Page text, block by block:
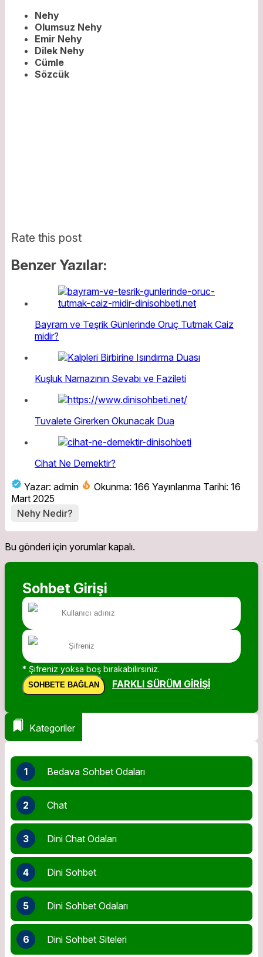
Nehy
Olumsuz Nehy
Emir Nehy
Dilek Nehy
Cümle
Sözcük
Rate this post
Benzer Yazılar:
Bayram ve Teşrik Günlerinde Oruç Tutmak Caiz
midir?
Kuşluk Namazının Sevabı ve Fazileti
Tuvalete Girerken Okunacak Dua
Cihat Ne Demektir?
Yazar: admin
Okunma: 166 Yayınlanma Tarihi: 16
Mart 2025
Nehy Nedir?
Bu gönderi için yorumlar kapalı.
Sohbet Girişi
* Şifreniz yoksa boş bırakabilirsiniz.
SOHBETE BAĞLAN FARKLI SÜRÜM GIRIŞI
Kategoriler
1 Bedava Sohbet Odaları
2 Chat
3 Dini Chat Odaları
4 Dini Sohbet
5 Dini Sohbet Odaları
6 Dini Sohbet Siteleri